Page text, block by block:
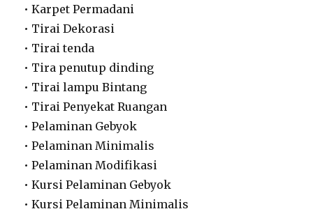
• Karpet Permadani
• Tirai Dekorasi
• Tirai tenda
• Tira penutup dinding
• Tirai lampu Bintang
• Tirai Penyekat Ruangan
• Pelaminan Gebyok
• Pelaminan Minimalis
• Pelaminan Modifikasi
• Kursi Pelaminan Gebyok
• Kursi Pelaminan Minimalis